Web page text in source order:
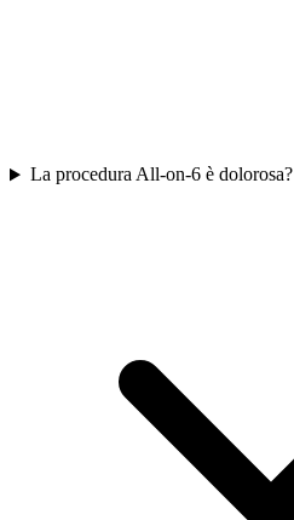
La procedura All-on-6 è dolorosa?